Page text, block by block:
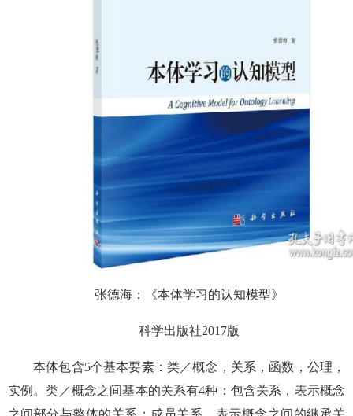
张德海：《本体学习的认知模型》
科学出版社2017版
本体包含5个基本要素：类／概念，关系，函数，公理，
实例。类／概念之间基本的关系有4种：包含关系，表示概念